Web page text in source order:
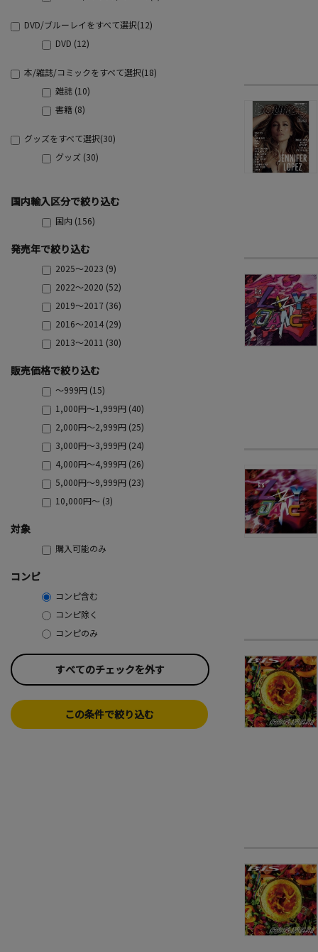
DVD/ブルーレイをすべて選択(12)
DVD (12)
本/雑誌/コミックをすべて選択(18)
雑誌 (10)
書籍 (8)
グッズをすべて選択(30)
グッズ (30)
国内輸入区分で絞り込む
国内 (156)
発売年で絞り込む
2025～2023 (9)
2022～2020 (52)
2019～2017 (36)
2016～2014 (29)
2013～2011 (30)
販売価格で絞り込む
～999円 (15)
1,000円～1,999円 (40)
2,000円～2,999円 (25)
3,000円～3,999円 (24)
4,000円～4,999円 (26)
5,000円～9,999円 (23)
10,000円～ (3)
対象
購入可能のみ
コンピ
コンピ含む
コンピ除く
コンピのみ
すべてのチェックを外す
この条件で絞り込む